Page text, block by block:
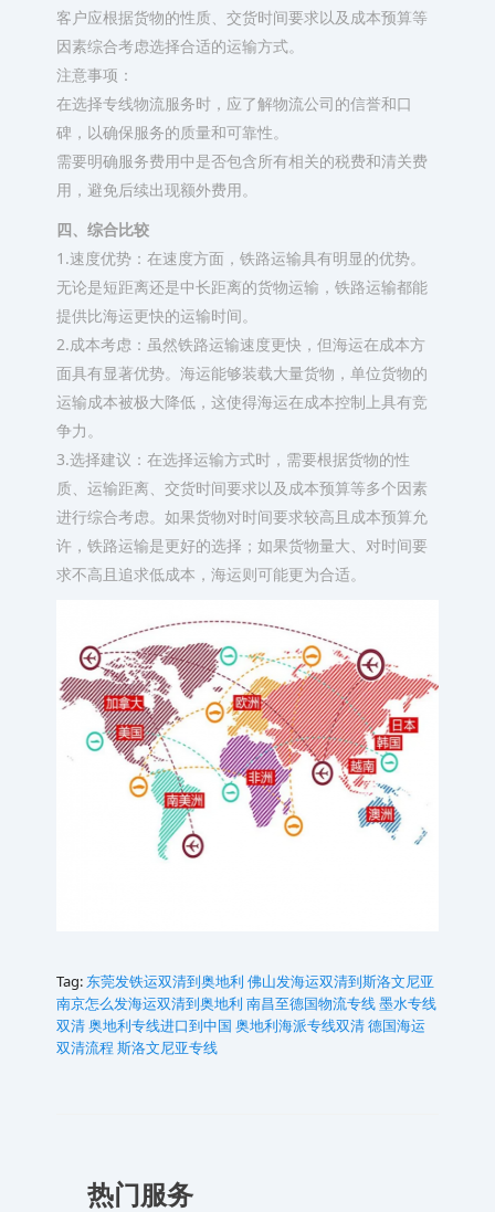
客户应根据货物的性质、交货时间要求以及成本预算等
因素综合考虑选择合适的运输方式。
注意事项：
在选择专线物流服务时，应了解物流公司的信誉和口
碑，以确保服务的质量和可靠性。
需要明确服务费用中是否包含所有相关的税费和清关费
用，避免后续出现额外费用。
四、综合比较
1.速度优势：在速度方面，铁路运输具有明显的优势。
无论是短距离还是中长距离的货物运输，铁路运输都能
提供比海运更快的运输时间。
2.成本考虑：虽然铁路运输速度更快，但海运在成本方
面具有显著优势。海运能够装载大量货物，单位货物的
运输成本被极大降低，这使得海运在成本控制上具有竞
争力。
3.选择建议：在选择运输方式时，需要根据货物的性
质、运输距离、交货时间要求以及成本预算等多个因素
进行综合考虑。如果货物对时间要求较高且成本预算允
许，铁路运输是更好的选择；如果货物量大、对时间要
求不高且追求低成本，海运则可能更为合适。
Tag: 东莞发铁运双清到奥地利 佛山发海运双清到斯洛文尼亚
南京怎么发海运双清到奥地利 南昌至德国物流专线墨水专线
双清奥地利专线进口到中国 奥地利海派专线双清德国海运
双清流程 斯洛文尼亚专线
热门服务